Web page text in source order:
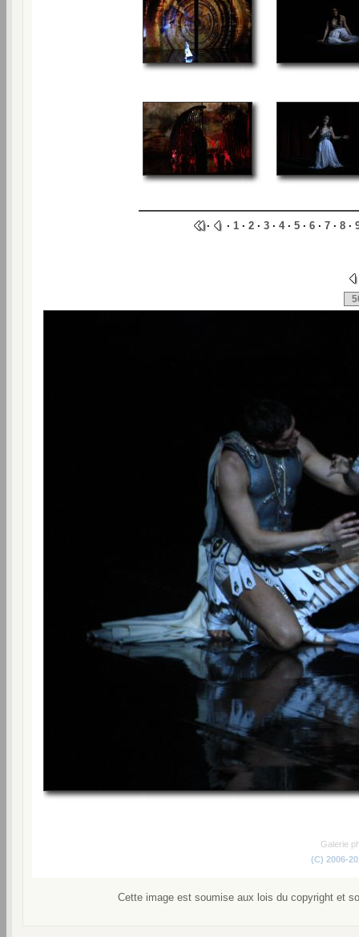
· · 1 · 2 · 3 · 4· 5 · 6 · 7 · 8 ·
Galerie
(C) 2006-
Cette image est soumise aux lois du copyright et